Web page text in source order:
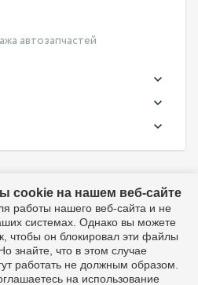
автозапчастей
персональных данных
прайс в PDF
мне
(включая LADA и АвтоВАЗ)
для указания совместимости
ст. 1487, 1484
магазин не является
cookie на нашем веб-сайте
работы нашего веб-сайта и не
системах. Однако вы можете
чтобы он блокировал эти файлы
знайте, что в этом случае
работать не должным образом.
на использование